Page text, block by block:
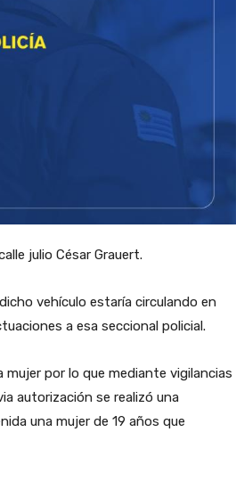
julio César Grauert.
vehículo estaría circulando en
a esa seccional policial.
por lo que mediante vigilancias
autorización se realizó una
una mujer de 19 años que